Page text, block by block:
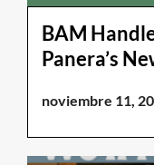
BAM
Panera’s
noviembre 11,